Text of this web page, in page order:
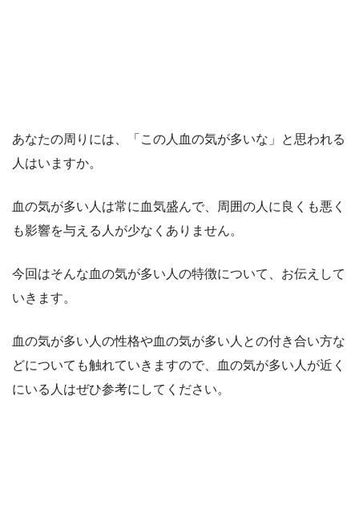
あなたの周りには、「この人血の気が多いな」と思われる
人はいますか。
血の気が多い人は常に血気盛んで、周囲の人に良くも悪く
も影響を与える人が少なくありません。
今回はそんな血の気が多い人の特徴について、お伝えして
いきます。
血の気が多い人の性格や血の気が多い人との付き合い方な
どについても触れていきますので、血の気が多い人が近く
にいる人はぜひ参考にしてください。